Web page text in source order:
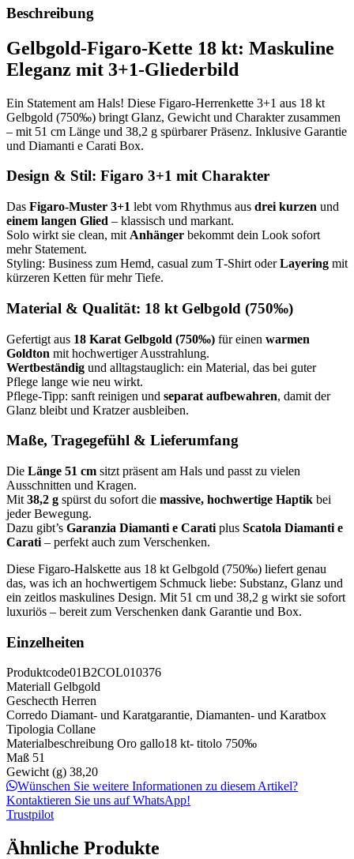
Beschreibung
Gelbgold-Figaro-Kette 18 kt: Maskuline
Eleganz mit 3+1-Gliederbild
Ein Statement am Hals! Diese Figaro-Herrenkette 3+1 aus 18 kt
Gelbgold (750‰) bringt Glanz, Gewicht und Charakter zusammen
– mit 51 cm Länge und 38,2 g spürbarer Präsenz. Inklusive Garantie
und Diamanti e Carati Box.
Design & Stil: Figaro 3+1 mit Charakter
Das Figaro-Muster 3+1 lebt vom Rhythmus aus drei kurzen und
einem langen Glied – klassisch und markant.
Solo wirkt sie clean, mit Anhänger bekommt dein Look sofort
mehr Statement.
Styling: Business zum Hemd, casual zum T‑Shirt oderLayering mit
kürzeren Ketten für mehr Tiefe.
Material & Qualität: 18 kt Gelbgold (750‰)
Gefertigt aus 18 Karat Gelbgold (750‰) für einen warmen
Goldton mit hochwertiger Ausstrahlung.
Wertbeständig und alltagstauglich: ein Material, das bei guter
Pflege lange wie neu wirkt.
Pflege-Tipp: sanft reinigen und separat aufbewahren, damit der
Glanz bleibt und Kratzer ausbleiben.
Maße, Tragegefühl & Lieferumfang
Die Länge 51 cm sitzt präsent am Hals und passt zu vielen
Ausschnitten und Kragen.
Mit 38,2 g spürst du sofort die massive, hochwertige Haptik bei
jeder Bewegung.
Dazu gibt’s Garanzia Diamanti e Carati plus Scatola Diamanti e
Carati – perfekt auch zum Verschenken.
Diese Figaro-Halskette aus 18 kt Gelbgold (750‰) liefert genau
das, was ich an hochwertigem Schmuck liebe: Substanz, Glanz und
ein zeitlos maskulines Design. Mit 51 cm und 38,2 g wirkt sie sofort
luxuriös – bereit zum Verschenken dank Garantie und Box.
Einzelheiten
Produktcode01B2COL010376
Materiall Gelbgold
Geschecth Herren
Corredo Diamant- und Karatgarantie, Diamanten- und Karatbox
Tipologia Collane
Materialbeschreibung Oro gallo18 kt- titolo 750‰
Maß 51
Gewicht (g) 38,20
Wünschen Sie weitere Informationen zu diesem Artikel?
Kontaktieren Sie uns auf WhatsApp!
Trustpilot
Ähnliche Produkte